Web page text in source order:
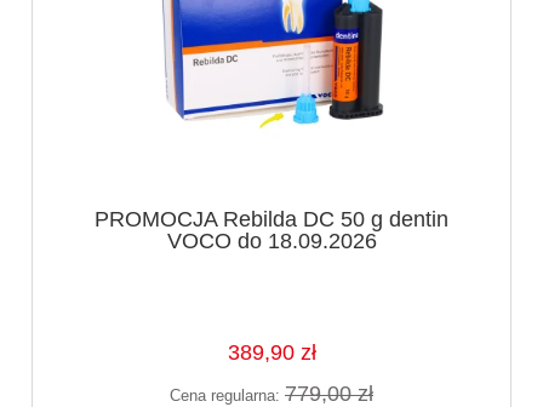
PROMOCJA Rebilda DC 50 g dentin
VOCO do 18.09.2026
389,90 zł
Cena regularna: 779,00 zł